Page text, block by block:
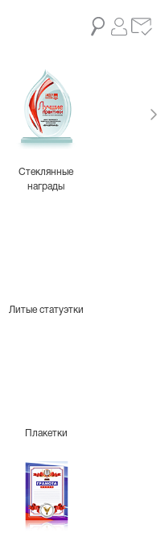
Стеклянные
награды
Литые статуэтки
Плакетки